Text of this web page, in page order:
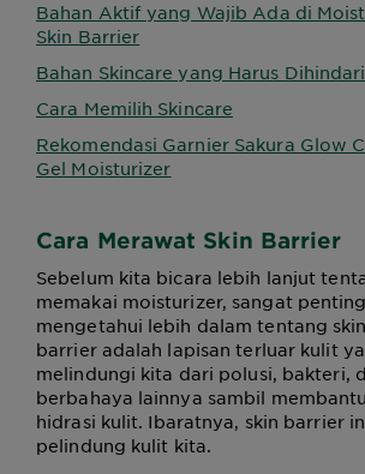
Bahan Aktif yang Wajib Ada di
Skin Barrier
Bahan Skincare yang Harus Dihindari
Cara Memilih Skincare
Rekomendasi Garnier Sakura Glow
Gel Moisturizer
Cara Merawat Skin Barrier
Sebelum kita bicara lebih lanjut
memakai moisturizer, sangat
mengetahui lebih dalam tentang
barrier adalah lapisan terluar kulit
melindungi kita dari polusi, bakteri,
berbahaya lainnya sambil
hidrasi kulit. Ibaratnya, skin barrier
pelindung kulit kita.